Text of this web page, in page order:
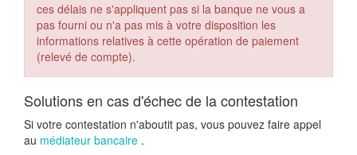
ces délais ne s'appliquent pas si la banque ne vous a
pas fourni ou n'a pas mis à votre disposition les
informations relatives à cette opération de paiement
(relevé de compte).
Solutions en cas d'échec de la contestation
Si votre contestation n'aboutit pas, vous pouvez faire appel
au médiateur bancaire .